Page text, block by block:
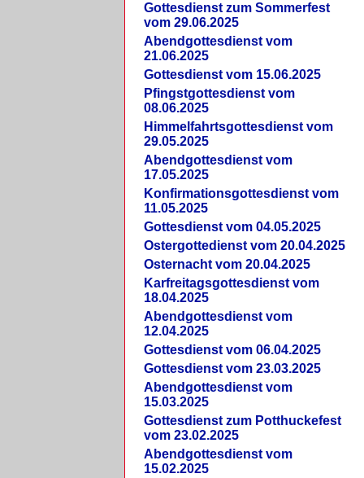
Gottesdienst zum Sommerfest
vom 29.06.2025
Abendgottesdienst vom
21.06.2025
Gottesdienst vom 15.06.2025
Pfingstgottesdienst vom
08.06.2025
Himmelfahrtsgottesdienst vom
29.05.2025
Abendgottesdienst vom
17.05.2025
Konfirmationsgottesdienst vom
11.05.2025
Gottesdienst vom 04.05.2025
Ostergottedienst vom 20.04.2025
Osternacht vom 20.04.2025
Karfreitagsgottesdienst vom
18.04.2025
Abendgottesdienst vom
12.04.2025
Gottesdienst vom 06.04.2025
Gottesdienst vom 23.03.2025
Abendgottesdienst vom
15.03.2025
Gottesdienst zum Potthuckefest
vom 23.02.2025
Abendgottesdienst vom
15.02.2025